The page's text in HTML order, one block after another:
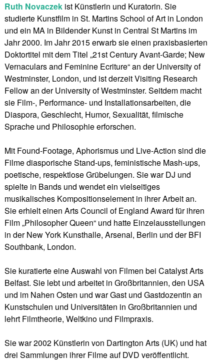
Ruth Novaczekist Künstlerin und Kuratorin. Sie
studierte Kunstfilm in St. Martins School of Art in London
und ein MA in Bildender Kunst in Central St Martins im
Jahr 2000. Im Jahr 2015 erwarb sie einen praxisbasierten
Doktortitel mit dem Titel „21st Century Avant-Garde; New
Vernaculars and Feminine Ecriture“ an der University of
Westminster, London, und ist derzeit Visiting Research
Fellow an der University of Westminster. Seitdem macht
sie Film-, Performance- und Installationsarbeiten, die
Diaspora, Geschlecht, Humor, Sexualität, filmische
Sprache und Philosophie erforschen.
Mit Found-Footage, Aphorismus und Live-Action sind die
Filme diasporische Stand-ups, feministische Mash-ups,
poetische, respektlose Grübelungen. Sie war DJ und
spielte in Bands und wendet ein vielseitiges
musikalisches Kompositionselement in ihrer Arbeit an.
Sie erhielt einen Arts Council of England Award für ihren
Film „Philosopher Queen“ und hatte Einzelausstellungen
in der New York Kunsthalle, Arsenal, Berlin und der BFI
Southbank, London.
Sie kuratierte eine Auswahl von Filmen bei Catalyst Arts
Belfast. Sie lebt und arbeitet in Großbritannien, den USA
und im Nahen Osten und war Gast und Gastdozentin an
Kunstschulen und Universitäten in Großbritannien und
lehrt Filmtheorie, Weltkino und Filmpraxis.
Sie war 2002 Künstlerin von Dartington Arts (UK) und hat
drei Sammlungen ihrer Filme auf DVD veröffentlicht.